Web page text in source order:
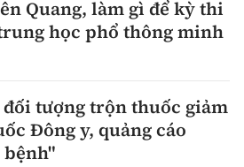
Quang, làm gì để kỳ thi
học phổ thông minh
tượng trộn thuốc giảm
Đông y, quảng cáo